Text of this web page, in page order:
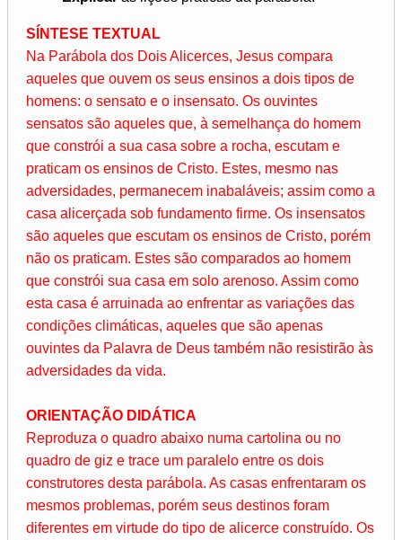
SÍNTESE TEXTUAL
Na Parábola dos Dois Alicerces, Jesus compara
aqueles que ouvem os seus ensinos a dois tipos de
homens: o sensato e o insensato. Os ouvintes
sensatos são aqueles que, à semelhança do homem
que constrói a sua casa sobre a rocha, escutam e
praticam os ensinos de Cristo. Estes, mesmo nas
adversidades, permanecem inabaláveis; assim como a
casa alicerçada sob fundamento firme. Os insensatos
são aqueles que escutam os ensinos de Cristo, porém
não os praticam. Estes são comparados ao homem
que constrói sua casa em solo arenoso. Assim como
esta casa é arruinada ao enfrentar as variações das
condições climáticas, aqueles que são apenas
ouvintes da Palavra de Deus também não resistirão às
adversidades da vida.
ORIENTAÇÃO DIDÁTICA
Reproduza o quadro abaixo numa cartolina ou no
quadro de giz e trace um paralelo entre os dois
construtores desta parábola. As casas enfrentaram os
mesmos problemas, porém seus destinos foram
diferentes em virtude do tipo de alicerce construído. Os